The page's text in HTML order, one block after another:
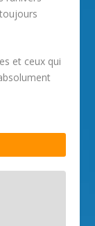
et ceux qui